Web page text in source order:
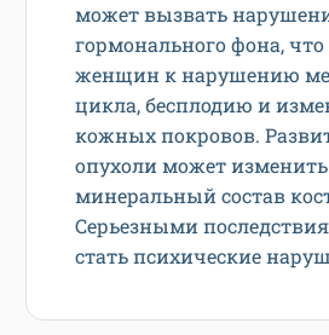
может вызвать
гормонального фона,
женщин к нарушению
цикла, бесплодию и
кожных покровов.
опухоли может изменить
минеральный состав
Серьезными
стать психические